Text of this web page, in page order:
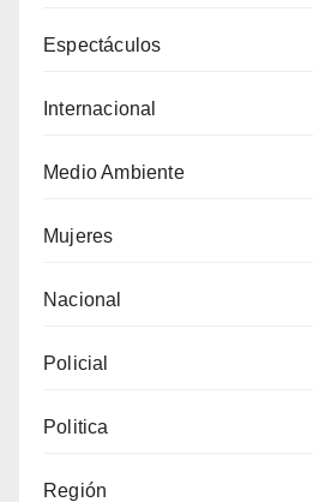
Espectáculos
Internacional
Medio Ambiente
Mujeres
Nacional
Policial
Politica
Región